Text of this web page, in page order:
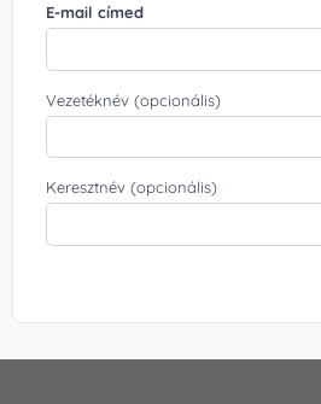
E-mail címed
Vezetéknév (opcionális)
Keresztnév (opcionális)